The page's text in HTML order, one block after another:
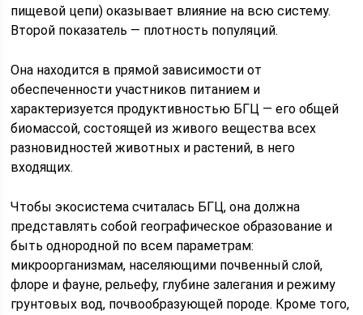
пищевой цепи) оказывает влияние на всю систему.
Второй показатель — плотность популяций.
Она находится в прямой зависимости от
обеспеченности участников питанием и
характеризуется продуктивностью БГЦ — его общей
биомассой, состоящей из живого вещества всех
разновидностей животных и растений, в него
входящих.
Чтобы экосистема считалась БГЦ, она должна
представлять собой географическое образование и
быть однородной по всем параметрам:
микроорганизмам, населяющими почвенный слой,
флоре и фауне, рельефу, глубине залегания и режиму
грунтовых вод, почвообразующей породе. Кроме того,